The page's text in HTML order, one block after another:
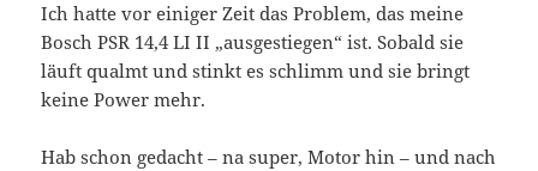
Ich hatte vor einiger Zeit das Problem, das meine
Bosch PSR 14,4 LI II „ausgestiegen“ ist. Sobald sie
läuft qualmt und stinkt es schlimm und sie bringt
keine Power mehr.
Hab schon gedacht – na super, Motor hin – und nach